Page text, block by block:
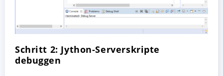
Schritt 2: Jython-Serverskripte
debuggen